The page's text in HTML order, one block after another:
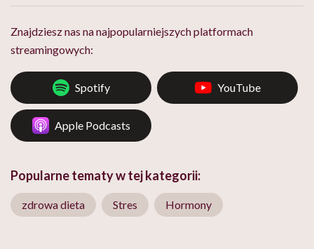
Znajdziesz nas na najpopularniejszych platformach
streamingowych:
Spotify YouTube
Apple Podcasts
Popularne tematy w tej kategorii:
zdrowa dieta Stres Hormony